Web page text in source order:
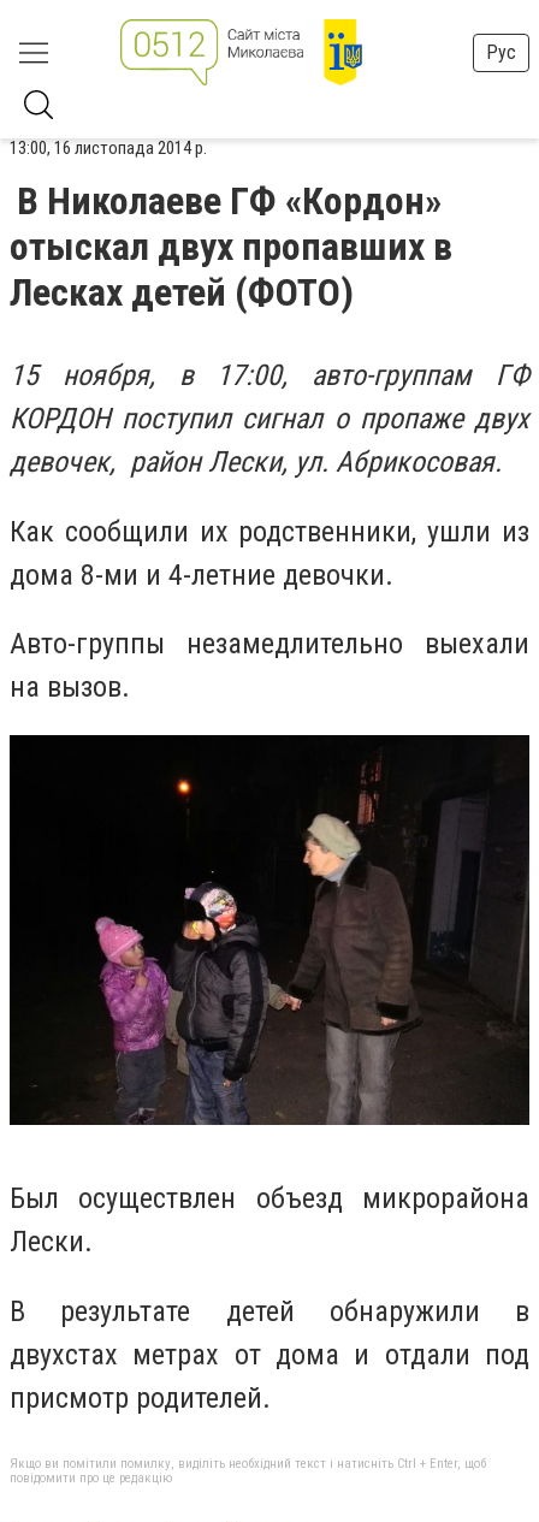
Рус
13:00, 16 листопада 2014 р.
В Николаеве ГФ «Кордон»
отыскал двух пропавших в
Лесках детей (ФОТО)
15 ноября, в 17:00, авто-группам ГФ
КОРДОН поступил сигнал о пропаже двух
девочек, район Лески, ул. Абрикосовая.
Как сообщили их родственники, ушли из
дома 8-ми и 4-летние девочки.
Авто-группы незамедлительно выехали
на вызов.
Был осуществлен объезд микрорайона
Лески.
В результате детей обнаружили в
двухстах метрах от дома и отдали под
присмотр родителей.
Якщо ви помітили помилку, виділіть необхідний текст і натисніть Ctrl + Enter, щоб
повідомити про це редакцію